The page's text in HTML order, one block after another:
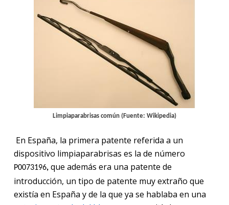
Limpiaparabrisas común (Fuente: Wikipedia)
En España, la primera patente referida a un
dispositivo limpiaparabrisas es la de número
P0073196, que además era una patente de
introducción, un tipo de patente muy extraño que
existía en España y de la que ya se hablaba en una